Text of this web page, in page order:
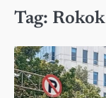
Tag: Rokok